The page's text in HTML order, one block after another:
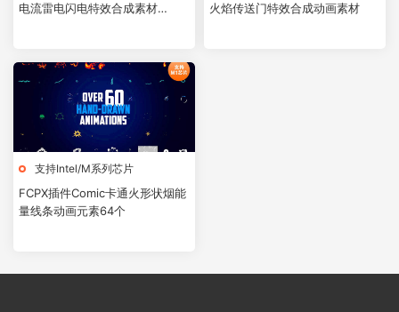
电流雷电闪电特效合成素材
火焰传送门特效合成动画素材
支持Intel/M系列芯片
FCPX插件Comic卡通火形状烟能
量线条动画元素64个